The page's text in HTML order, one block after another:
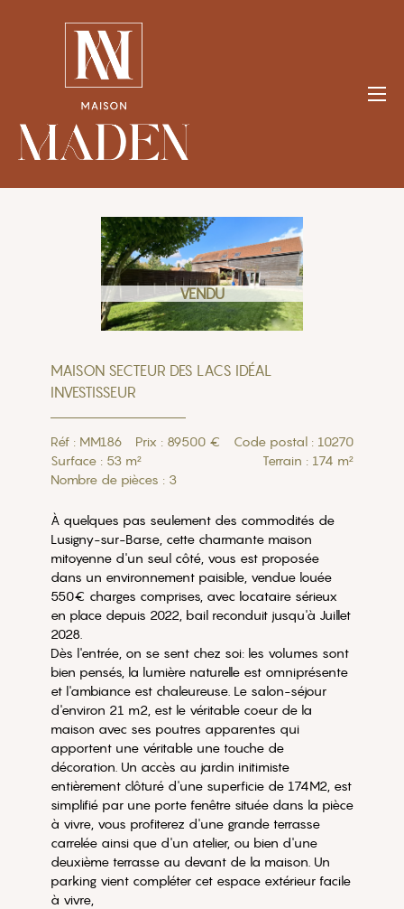
VENDU
MAISON SECTEUR DES LACS IDÉAL
INVESTISSEUR
Réf : MM186 Prix : 89500 €
Code postal : 10270
Surface : 53 m²
Terrain : 174 m²
Nombre de pièces : 3
À quelques pas seulement des commodités de
Lusigny-sur-Barse, cette charmante maison
mitoyenne d'un seul côté, vous est proposée
dans un environnement paisible, vendue louée
550€ charges comprises, avec locataire sérieux
en place depuis 2022, bail reconduit jusqu'à Juillet
2028.
Dès l'entrée, on se sent chez soi: les volumes sont
bien pensés, la lumière naturelle est omniprésente
et l'ambiance est chaleureuse. Le salon-séjour
d'environ 21 m2, est le véritable coeur de la
maison avec ses poutres apparentes qui
apportent une véritable une touche de
décoration. Un accès au jardin initimiste
entièrement clôturé d'une superficie de 174M2, est
simplifié par une porte fenêtre située dans la pièce
à vivre, vous profiterez d'une grande terrasse
carrelée ainsi que d'un atelier, ou bien d'une
deuxième terrasse au devant de la maison. Un
parking vient compléter cet espace extérieur facile
à vivre,